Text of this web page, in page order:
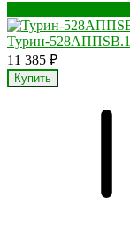
Турин-
11 385 ₽